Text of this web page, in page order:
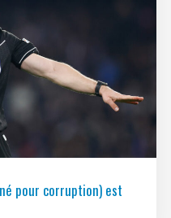
pour corruption) est